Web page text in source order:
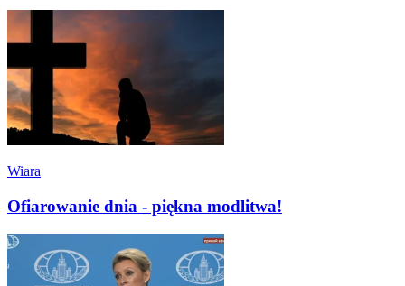
Wiara
Ofiarowanie dnia - piękna modlitwa!